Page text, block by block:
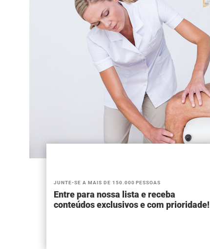
JUNTE-SE A MAIS DE 150.000 PESSOAS
Entre para nossa lista e receba
conteúdos exclusivos e com prioridade!